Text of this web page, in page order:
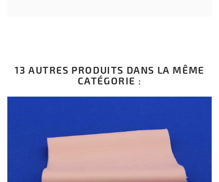
13 AUTRES PRODUITS DANS LA MÊME
CATÉGORIE :